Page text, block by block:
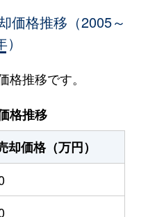
朝霞
朝霞 徒歩12分
朝霞
朝霞 徒歩15分
朝霞
朝霞
価格推移（2005～
推移です。
格推移
却価格（万円）